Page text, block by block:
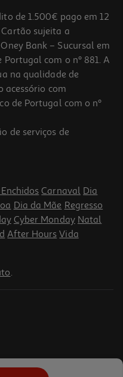
10x0.20l
Mg/cen 1.5l (sdr)
de 1.500€ pago em 12
Cartão sujeita a
Bank – Sucursal em
com o nº 881. A
na qualidade de
com
de Portugal com o nº
de serviços de
Carnaval Dia
Dia da Mãe Regresso
Cyber Monday Natal
After Hours Vida
.